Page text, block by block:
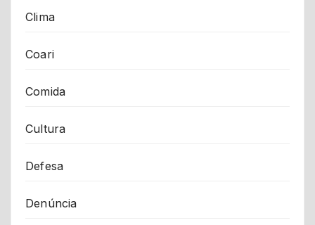
Clima
Coari
Comida
Cultura
Defesa
Denúncia